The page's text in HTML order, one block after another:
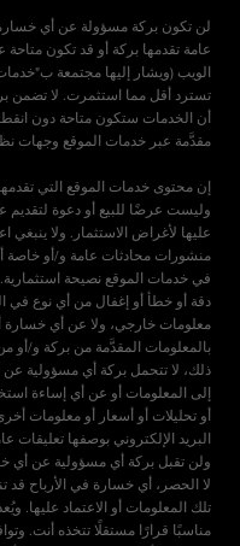
لن تكون بركة مسؤولة عن أي
عامة تقدمها بركة أو قد تكون
الويب (ويشار إليها مجتمعة
تسترد أقل مما استثمرت. لا تضمن
أن الخدمات ستكون متاحة دون
إن محتوى خدمات الموقع التي
وليست عرضًا للبيع أو دعوة لتقديم
عليها لأغراض الاستثمار. ولا ينبغي
منشورات محادثات عامة و/أو خاصة
في خدمات الموقع نصيحة
دقة أو خطأ أو إغفال من أي نوع في
معلومات خارجي، ولا عن أي خسارة
بالمعلومات المقدَّمة من بركة و/أو
ذلك، لا تتحمل بركة أي مسؤولية
إلى المعلومات أو عن أي إساءة
أو تحليلات أو أسعار أو معلومات
البريد الإلكتروني بوصفها
ولن تقبل بركة أي مسؤولية عن أي
لا الحصر، أي خسارة في الأرباح
تلك المعلومات أو الاعتماد عليها.
مناسبًا قرارًا مستقلًا تتخذه أنت.